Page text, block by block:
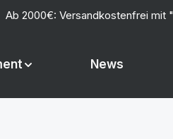
Ab 2000€: Versandkostenfrei mit "
News